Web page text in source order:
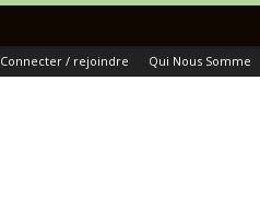
Connecter / rejoindre Qui Nous Somme